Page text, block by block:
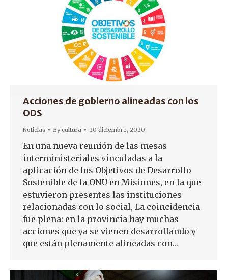
Acciones de gobierno alineadas con los
ODS
Noticias Bycultura 20 diciembre, 2020
En una nueva reunión de las mesas
interministeriales vinculadas a la
aplicación de los Objetivos de Desarrollo
Sostenible de la ONU en Misiones, en la que
estuvieron presentes las instituciones
relacionadas con lo social, La coincidencia
fue plena: en la provincia hay muchas
acciones que ya se vienen desarrollando y
que están plenamente alineadas con…